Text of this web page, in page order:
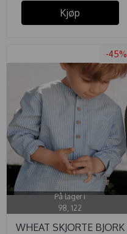
Kjøp
-45%
På lager i
98, 122
WHEAT SKJORTE BJORK